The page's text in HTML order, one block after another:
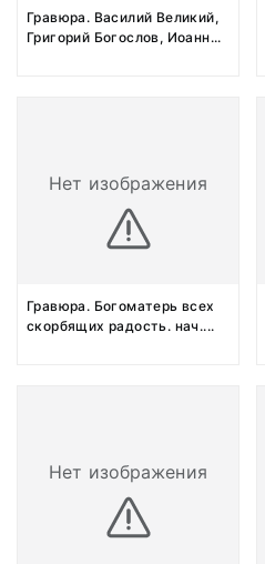
Гравюра. Василий Великий,
Григорий Богослов, Иоанн...
Нет изображения
Гравюра. Богоматерь всех
скорбящих радость. нач....
Нет изображения